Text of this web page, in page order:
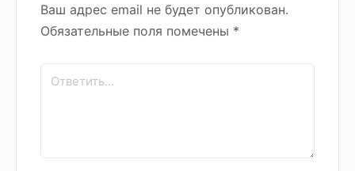
Ваш адрес email не будет опубликован.
Обязательные поля помечены *